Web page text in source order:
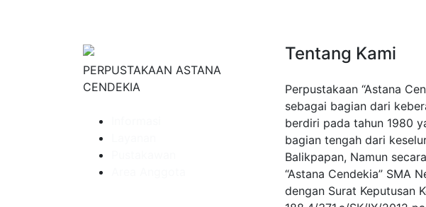
PERPUSTAKAAN ASTANA
CENDEKIA
Tentang Kami
Perpustakaan “Astana
sebagai bagian dari
berdiri pada tahun 1980
bagian tengah dari
Balikpapan, Namun
“Astana Cendekia” SMA
dengan Surat Keputusan